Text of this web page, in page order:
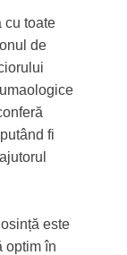
cu toate
de
fi
este
optim în